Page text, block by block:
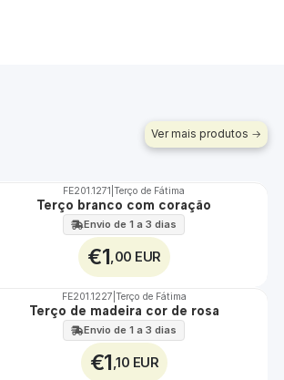
Ver mais produtos
FE201.1271 |Terço de Fátima
Terço branco com coração
Envio de 1 a 3 dias
€1 ,00 EUR
FE201.1227 Terço de Fátima
Terço de madeira cor de rosa
Envio de 1 a 3 dias
€1 ,10 EUR